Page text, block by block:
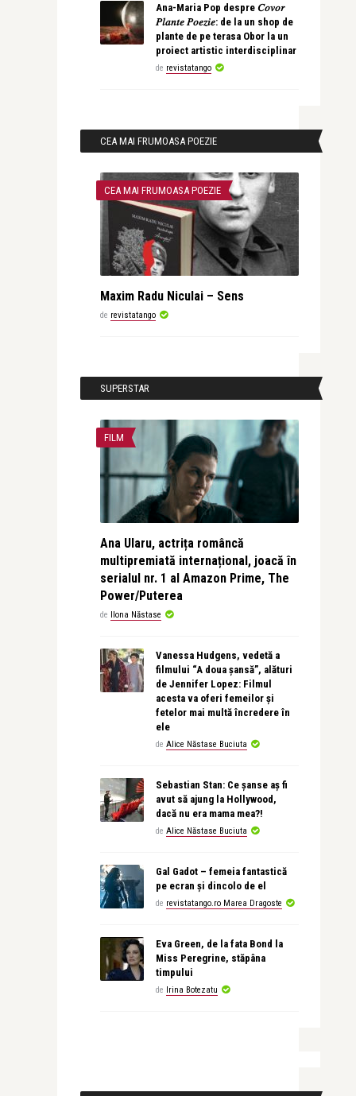
Ana-Maria Pop despre 𝐶𝑜𝑣𝑜𝑟
𝑃𝑙𝑎𝑛𝑡𝑒 𝑃𝑜𝑒𝑧𝑖𝑒: de la un shop de
plante de pe terasa Obor la un
proiect artistic interdisciplinar
de revistatango
CEA MAI FRUMOASA POEZIE
CEA MAI FRUMOASA POEZIE
Maxim Radu Niculai – Sens
de revistatango
SUPERSTAR
FILM
Ana Ularu, actrița româncă
multipremiată internațional, joacă în
serialul nr. 1 al Amazon Prime, The
Power/Puterea
de Ilona Năstase
Vanessa Hudgens, vedetă a
filmului “A doua șansă”, alături
de Jennifer Lopez: Filmul
acesta va oferi femeilor și
fetelor mai multă încredere în
ele
de Alice Năstase Buciuta
Sebastian Stan: Ce șanse aș fi
avut să ajung la Hollywood,
dacă nu era mama mea?!
de Alice Năstase Buciuta
Gal Gadot – femeia fantastică
pe ecran și dincolo de el
de revistatango.ro Marea Dragoste
Eva Green, de la fata Bond la
Miss Peregrine, stăpâna
timpului
de Irina Botezatu